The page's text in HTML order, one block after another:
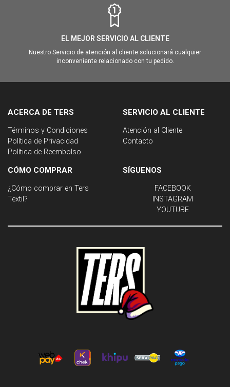
EL MEJOR SERVICIO AL CLIENTE
Nuestro Servicio de atención al cliente solucionará cualquier
inconveniente relacionado con tu pedido.
ACERCA DE TERS
Términos y Condiciones
Política de Privacidad
Política de Reembolso
SERVICIO AL CLIENTE
Atención al Cliente
Contacto
CÓMO COMPRAR
¿Cómo comprar en Ters
Textil?
SÍGUENOS
FACEBOOK
INSTAGRAM
YOUTUBE